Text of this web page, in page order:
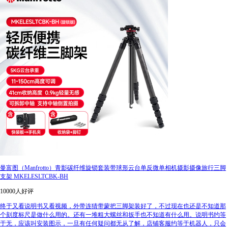
曼富图（Manfrotto）青影碳纤维旋锁套装带球形云台单反微单相机摄影摄像旅行三脚
支架 MKELESLTCBK-BH
10000人好评
终于又看说明书又看视频，外带连猜带蒙把三脚架装好了，不过现在也还是不知道那
个刻度标尺是做什么用的。还有一堆粗大螺丝和扳手也不知道有什么用。说明书约等
于无，应该叫安装图示，一旦有任何疑问都无从了解，店铺客服约等于机器人，只会